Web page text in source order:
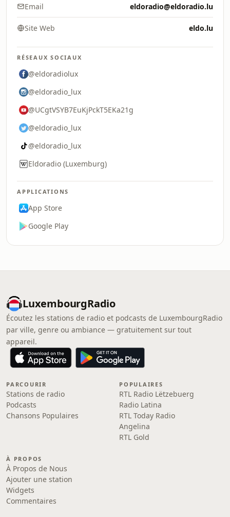
Email eldoradio@eldoradio.lu
Site Web eldo.lu
RÉSEAUX SOCIAUX
@eldoradiolux
@eldoradio_lux
@UCgtVSYB7EuKjPckT5EKa21g
@eldoradio_lux
@eldoradio_lux
Eldoradio (Luxemburg)
APPLICATIONS
App Store
Google Play
LuxembourgRadio
Écoutez les stations de radio et podcasts de LuxembourgRadio
par ville, genre ou ambiance — gratuitement sur tout
appareil.
PARCOURIR
Stations de radio
Podcasts
Chansons Populaires
POPULAIRES
RTL Radio Lëtzebuerg
Radio Latina
RTL Today Radio
Angelina
RTL Gold
À PROPOS
À Propos de Nous
Ajouter une station
Widgets
Commentaires